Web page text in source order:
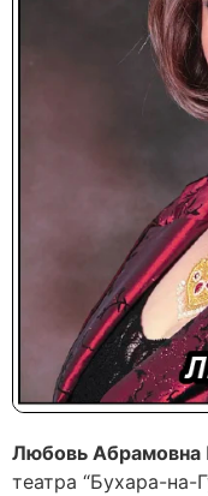
Любовь Абрамовна
театра “Бухара-на-